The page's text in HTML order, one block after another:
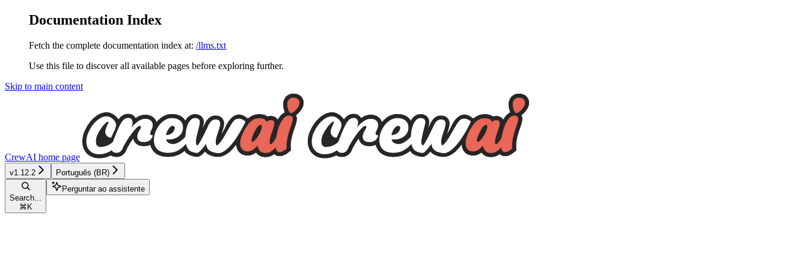
Documentation Index
Fetch the complete documentation index at: /llms.txt
Use this file to discover all available pages before exploring further.
Skip to main content
CrewAI home page
v1.12.2 Português (BR)
Search...
⌘ K
Perguntar ao assistente